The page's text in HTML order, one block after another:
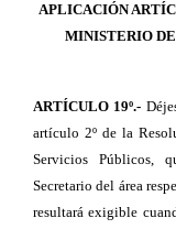
APLICACIÓN
MINISTERIO
ARTÍCULO 19º.-
artículo 2º de la
Servicios Públicos,
Secretario del área
resultará exigible